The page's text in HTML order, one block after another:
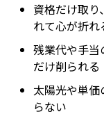
資格だけ取り
れて心が折れ
残業代や手当
だけ削られる
太陽光や単
らない